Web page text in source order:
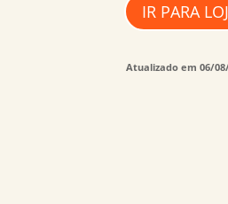
IR PARA
Atualizado em 06/